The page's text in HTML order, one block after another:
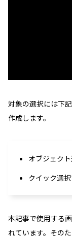
対象の選択には下
作成します。
オブジェク
クイック選
本記事で使用する
れています。その